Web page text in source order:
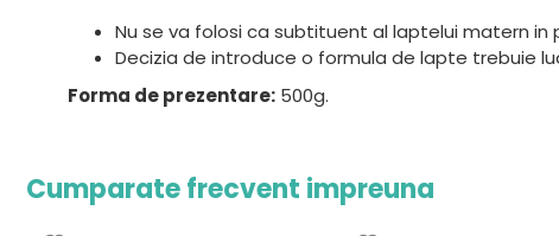
Nu se va folosi ca subtituent al laptelui matern in
Decizia de introduce o formula de lapte trebuie
Forma de prezentare: 500g.
Cumparate frecvent impreuna